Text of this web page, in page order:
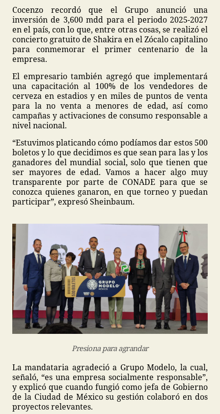
Cocenzo recordó que el Grupo anunció una
inversión de 3,600 mdd para el periodo 2025-2027
en el país, con lo que, entre otras cosas, se realizó el
concierto gratuito de Shakira en el Zócalo capitalino
para conmemorar el primer centenario de la
empresa.
El empresario también agregó que implementará
una capacitación al 100% de los vendedores de
cerveza en estadios y en miles de puntos de venta
para la no venta a menores de edad, así como
campañas y activaciones de consumo responsable a
nivel nacional.
“Estuvimos platicando cómo podíamos dar estos 500
boletos y lo que decidimos es que sean para las y los
ganadores del mundial social, solo que tienen que
ser mayores de edad. Vamos a hacer algo muy
transparente por parte de CONADE para que se
conozca quienes ganaron, en que torneo y puedan
participar”, expresó Sheinbaum.
Presiona para agrandar
La mandataria agradeció a Grupo Modelo, la cual,
señaló, “es una empresa socialmente responsable”,
y explicó que cuando fungió como jefa de Gobierno
de la Ciudad de México su gestión colaboró en dos
proyectos relevantes.